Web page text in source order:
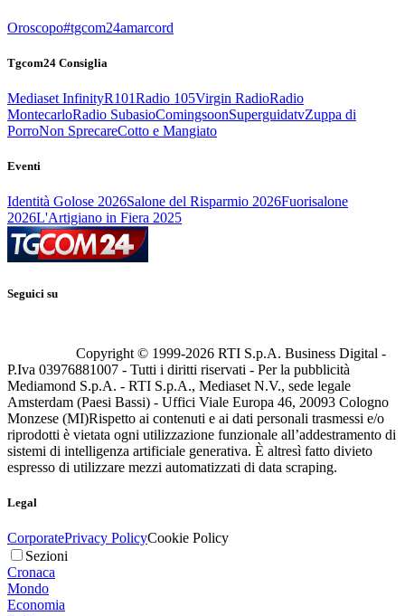
Oroscopo#tgcom24amarcord
Tgcom24 Consiglia
Mediaset InfinityR101Radio 105Virgin RadioRadio
MontecarloRadio SubasioComingsoonSuperguidatvZuppa di
PorroNon SprecareCotto e Mangiato
Eventi
Identità Golose 2026Salone del Risparmio 2026Fuorisalone
2026L'Artigiano in Fiera 2025
Seguici su
Copyright © 1999-2026 RTI S.p.A. Business Digital -
P.Iva 03976881007 - Tutti i diritti riservati - Per la pubblicità
Mediamond S.p.A. - RTI S.p.A., Mediaset N.V., sede legale
Amsterdam (Paesi Bassi) - Uffici Viale Europa 46, 20093 Cologno
Monzese (MI)Rispetto ai contenuti e ai dati personali trasmessi e/o
riprodotti è vietata ogni utilizzazione funzionale all’addestramento di
sistemi di intelligenza artificiale generativa. È altresì fatto divieto
espresso di utilizzare mezzi automatizzati di data scraping.
Legal
CorporatePrivacy PolicyCookie Policy
Sezioni
Cronaca
Mondo
Economia